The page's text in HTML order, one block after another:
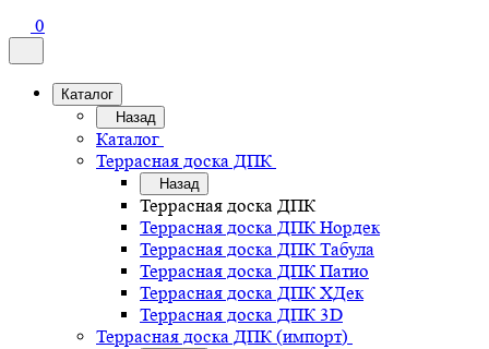
0
Каталог
Назад
Каталог
Террасная доска ДПК
Назад
Террасная доска ДПК
Террасная доска ДПК Нордек
Террасная доска ДПК Табула
Террасная доска ДПК Патио
Террасная доска ДПК ХДек
Террасная доска ДПК 3D
Террасная доска ДПК (импорт)